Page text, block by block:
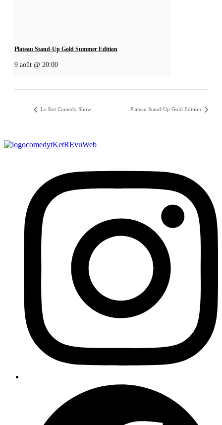
Plateau Stand-Up Gold Summer Edition
9 août @ 20:00
Le Ket Comedy Show Plateau Stand-Up Gold Edition